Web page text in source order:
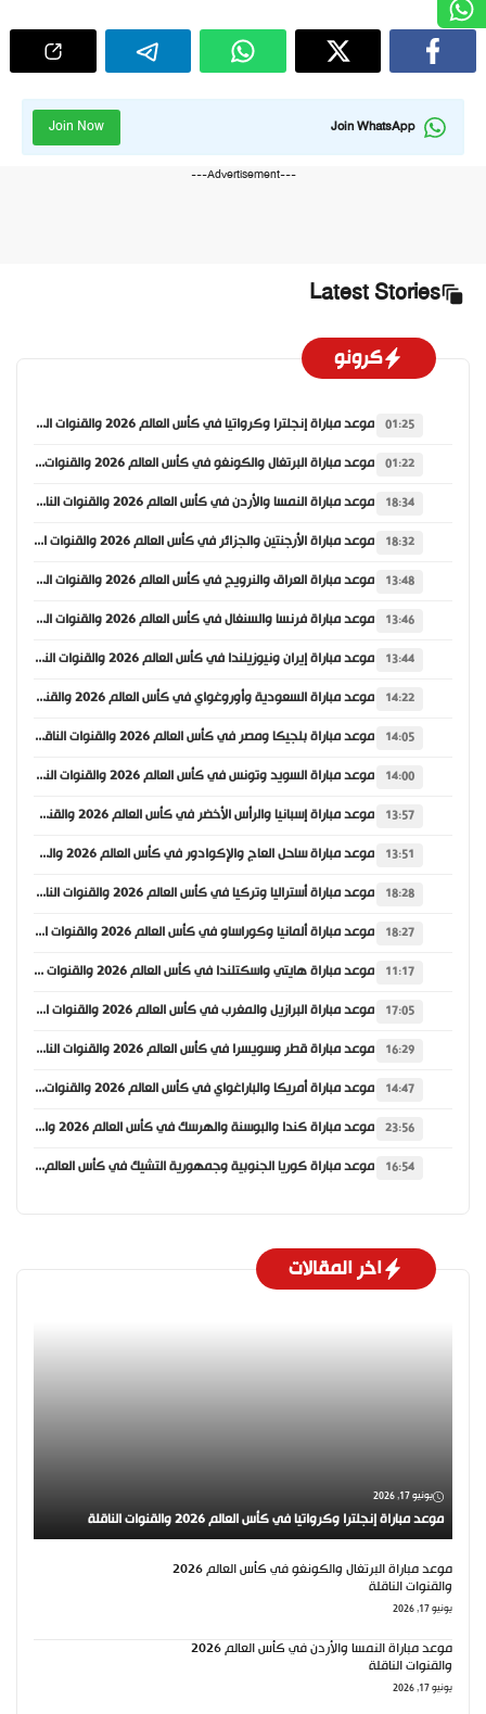
Join WhatsApp
Join Now
---Advertisement---
Latest Stories
كرونو
01:25 موعد مباراة إنجلترا وكرواتيا في كأس العالم 2026 والقنوات الناقلة
01:22 موعد مباراة البرتغال والكونغو في كأس العالم 2026 والقنوات الناقلة
18:34 موعد مباراة النمسا والأردن في كأس العالم 2026 والقنوات الناقلة
18:32 موعد مباراة الأرجنتين والجزائر في كأس العالم 2026 والقنوات الناقلة
13:48 موعد مباراة العراق والنرويج في كأس العالم 2026 والقنوات الناقلة
13:46 موعد مباراة فرنسا والسنغال في كأس العالم 2026 والقنوات الناقلة
13:44 موعد مباراة إيران ونيوزيلندا في كأس العالم 2026 والقنوات الناقلة
14:22 موعد مباراة السعودية وأوروغواي في كأس العالم 2026 والقنوات الناقلة
14:05 موعد مباراة بلجيكا ومصر في كأس العالم 2026 والقنوات الناقلة
14:00 موعد مباراة السويد وتونس في كأس العالم 2026 والقنوات الناقلة
13:57 موعد مباراة إسبانيا والرأس الأخضر في كأس العالم 2026 والقنوات الناقلة
13:51 موعد مباراة ساحل العاج والإكوادور في كأس العالم 2026 والقنوات الناقلة
18:28 موعد مباراة أستراليا وتركيا في كأس العالم 2026 والقنوات الناقلة
18:27 موعد مباراة ألمانيا وكوراساو في كأس العالم 2026 والقنوات الناقلة
11:17 موعد مباراة هايتي واسكتلندا في كأس العالم 2026 والقنوات الناقلة
17:05 موعد مباراة البرازيل والمغرب في كأس العالم 2026 والقنوات الناقلة
16:29 موعد مباراة قطر وسويسرا في كأس العالم 2026 والقنوات الناقلة
14:47 موعد مباراة أمريكا والباراغواي في كأس العالم 2026 والقنوات الناقلة
23:56 موعد مباراة كندا والبوسنة والهرسك في كأس العالم 2026 والقنوات الناقلة
16:54 موعد مباراة كوريا الجنوبية وجمهورية التشيك في كأس العالم 2026 والقنوات الناقلة
اخر المقالات
يونيو 17, 2026
موعد مباراة إنجلترا وكرواتيا في كأس العالم 2026 والقنوات الناقلة
موعد مباراة البرتغال والكونغو في كأس العالم 2026
والقنوات الناقلة
يونيو 17, 2026
موعد مباراة النمسا والأردن في كأس العالم 2026
والقنوات الناقلة
يونيو 17, 2026